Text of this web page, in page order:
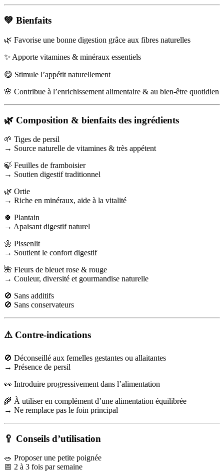
💚 Bienfaits
🌿 Favorise une bonne digestion grâce aux fibres naturelles
✨ Apporte vitamines & minéraux essentiels
😋 Stimule l’appétit naturellement
🌸 Contribue à l’enrichissement alimentaire & au bien-être quotidien
🌿 Composition & bienfaits des ingrédients
🌱 Tiges de persil
→ Source naturelle de vitamines & très appétent
🍃 Feuilles de framboisier
→ Soutien digestif traditionnel
🌿 Ortie
→ Riche en minéraux, aide à la vitalité
🍀 Plantain
→ Apaisant digestif naturel
🌼 Pissenlit
→ Soutient le confort digestif
🌺 Fleurs de bleuet rose & rouge
→ Couleur, diversité et gourmandise naturelle
🚫 Sans additifs
🚫 Sans conservateurs
⚠️ Contre-indications
🚫 Déconseillé aux femelles gestantes ou allaitantes
→ Présence de persil
👀 Introduire progressivement dans l’alimentation
🌾 À utiliser en complément d’une alimentation équilibrée
→ Ne remplace pas le foin principal
🥄 Conseils d’utilisation
🥗 Proposer une petite poignée
📅 2 à 3 fois par semaine